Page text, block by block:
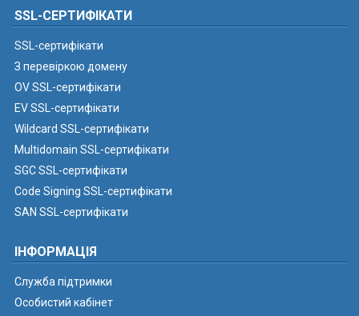
SSL-СЕРТИФІКАТИ
SSL-сертифікати
З перевіркою домену
OV SSL-сертифікати
EV SSL-сертифікати
Wildcard SSL-сертифікати
Multidomain SSL-сертифікати
SGC SSL-сертифікати
Code Signing SSL-сертифікати
SAN SSL-сертифікати
ІНФОРМАЦІЯ
Служба підтримки
Особистий кабінет